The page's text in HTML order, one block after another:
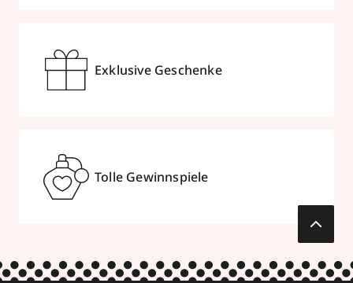
Exklusive Geschenke
Tolle Gewinnspiele